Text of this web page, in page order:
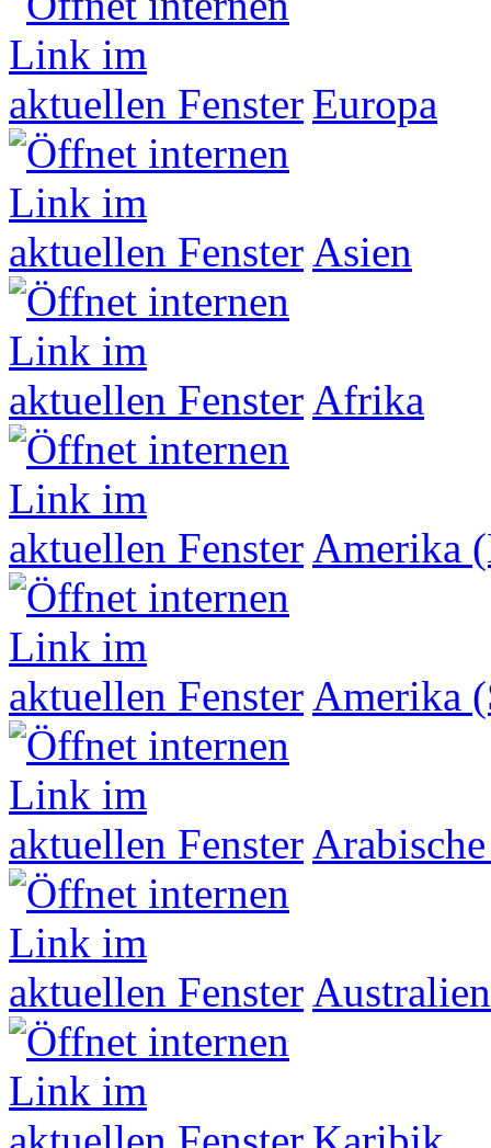
Europa
Asien
Afrika
Amerika
Amerika
Australien